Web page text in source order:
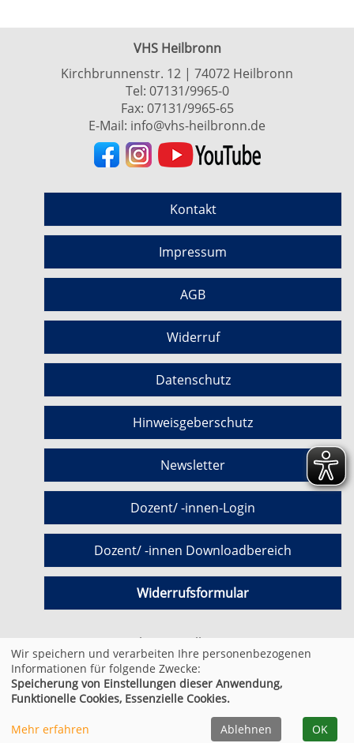
VHS Heilbronn
Kirchbrunnenstr. 12 | 74072 Heilbronn
Tel: 07131/9965-0
Fax: 07131/9965-65
E-Mail: info@vhs-heilbronn.de
Kontakt
Impressum
AGB
Widerruf
Datenschutz
Hinweisgeberschutz
Newsletter
Dozent/ -innen-Login
Dozent/ -innen Downloadbereich
Widerrufsformular
Cookie Einstellungen
© 2026 Kufer Software GmbH
Wir speichern und verarbeiten Ihre personenbezogenen
Informationen für folgende Zwecke:
Speicherung von Einstellungen dieser Anwendung,
Funktionelle Cookies, Essenzielle Cookies.
Mehr erfahren Ablehnen OK